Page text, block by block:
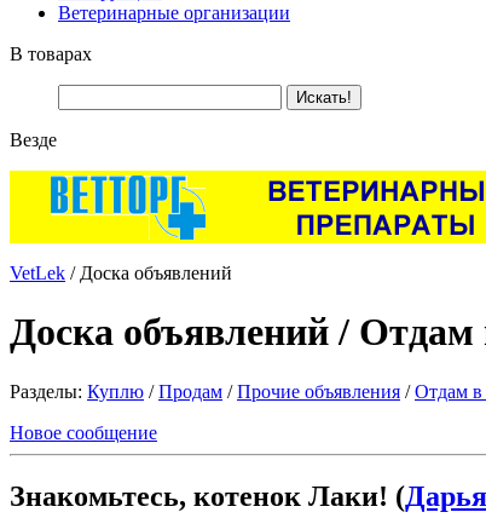
Ветеринарные организации
В товарах
Везде
VetLek / Доска объявлений
Доска объявлений /
Разделы: Куплю /Продам /Прочие объявления /Отдам в
Новое сообщение
Знакомьтесь, котенок Лаки! (Дарья